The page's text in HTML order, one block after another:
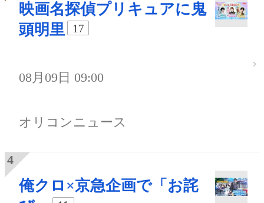
映画名探偵プリキュアに鬼
頭明里
17
08月09日 09:00
オリコンニュース
俺クロ×京急企画で「お詫